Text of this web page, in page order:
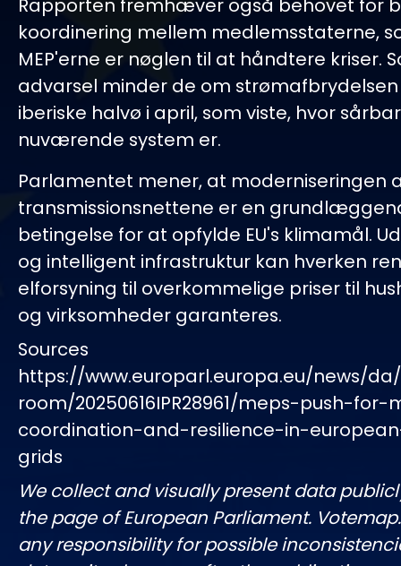
Rapporten fremhæver også behovet for
koordinering mellem medlemsstaterne,
MEP'erne er nøglen til at håndtere kriser.
advarsel minder de om
iberiske halvø i april, som viste, hvor
nuværende system er.
Parlamentet mener, at moderniseringen
transmissionsnettene er en
betingelse for at opfylde EU's klimamål.
og intelligent infrastruktur kan hverken
elforsyning til overkommelige priser til
og virksomheder garanteres.
Sources
https://www.europarl.europa.eu/news/
room/20250616IPR28961/meps-push-for-
coordination-and-resilience-in-
grids
We collect and visually present data
the page of European Parliament.
any responsibility for possible